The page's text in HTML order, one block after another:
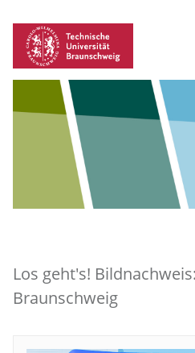
Los geht's!
Braunschweig